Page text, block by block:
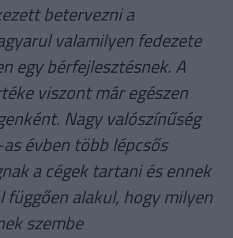
betervezni a
valamilyen fedezete
egy bérfejlesztésnek. A
viszont már egészen
Nagy valószínűség
évben több lépcsős
a cégek tartani és ennek
alakul, hogy milyen
szembe